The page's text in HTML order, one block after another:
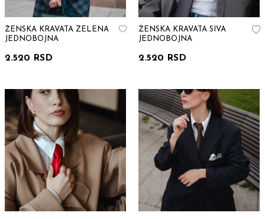
ŽENSKA KRAVATA ZELENA
JEDNOBOJNA
2.520 RSD
ŽENSKA KRAVATA SIVA
JEDNOBOJNA
2.520 RSD